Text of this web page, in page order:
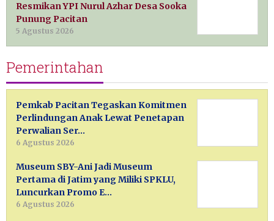
Resmikan YPI Nurul Azhar Desa Sooka
Punung Pacitan
5 Agustus 2026
Pemerintahan
Pemkab Pacitan Tegaskan Komitmen
Perlindungan Anak Lewat Penetapan
Perwalian Ser…
6 Agustus 2026
Museum SBY-Ani Jadi Museum
Pertama di Jatim yang Miliki SPKLU,
Luncurkan Promo E…
6 Agustus 2026